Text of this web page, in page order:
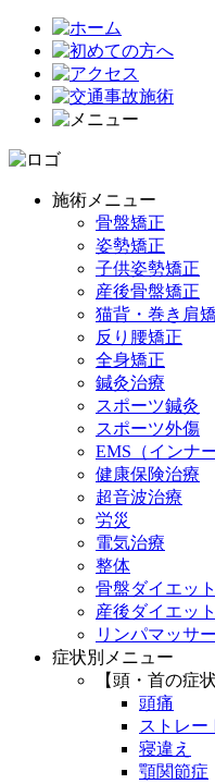
施術メニュー
骨盤矯正
姿勢矯正
子供姿勢矯正
産後骨盤矯正
猫背・巻き肩
反り腰矯正
全身矯正
鍼灸治療
スポーツ鍼灸
スポーツ外傷
EMS（インナ
健康保険治療
超音波治療
労災
電気治療
整体
骨盤ダイエット
産後ダイエット
リンパマッサ
症状別メニュー
【頭・首の症状
頭痛
ストレー
寝違え
顎関節症